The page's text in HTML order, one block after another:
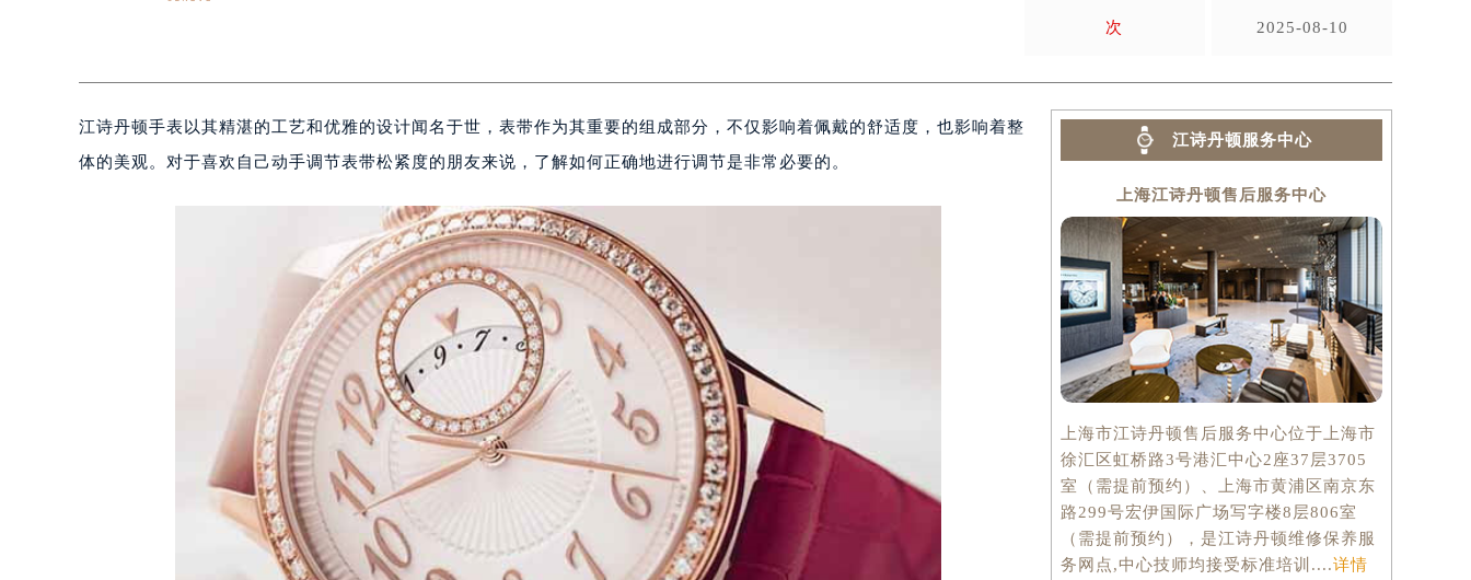
次 2025-08-10
江诗丹顿手表以其精湛的工艺和优雅的设计闻名于世，表带作为其重要的组成部分，不仅影响着佩戴的舒适度，也影响着整
体的美观。对于喜欢自己动手调节表带松紧度的朋友来说，了解如何正确地进行调节是非常必要的。
江诗丹顿服务中心
上海江诗丹顿售后服务中心
上海市江诗丹顿售后服务中心位于上海市
徐汇区虹桥路3号港汇中心2座37层3705
室（需提前预约）、上海市黄浦区南京东
路299号宏伊国际广场写字楼8层806室
（需提前预约），是江诗丹顿维修保养服
务网点,中心技师均接受标准培训....详情